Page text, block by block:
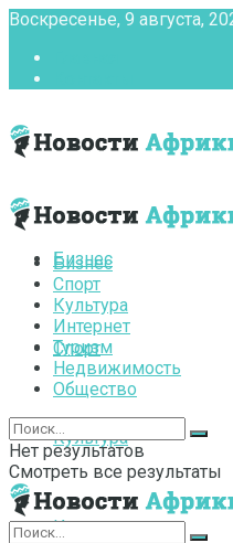
Воскресенье, 9 августа,
Бизнес
Спорт
Культура
Интернет
Бизнес
Спорт
Культура
Интернет
Туризм
Недвижимость
Общество
Нет результатов
Смотреть все результаты